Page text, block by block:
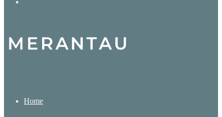
for
Home